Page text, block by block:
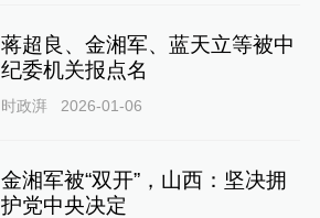
蒋超良、金湘军、蓝天立等被中
纪委机关报点名
时政湃 2026-01-06
金湘军被“双开”，山西：坚决拥
护党中央决定